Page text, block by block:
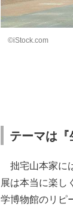
©iStock.com
テーマは『
拙宅山本家に
展は本当に楽し
学博物館のリピ